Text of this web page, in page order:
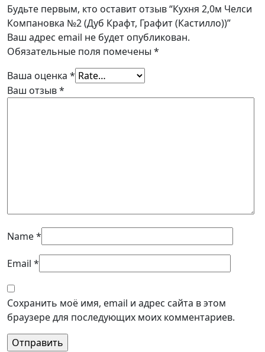
Будьте первым, кто оставит отзыв “Кухня 2,0м Челси
Компановка №2 (Дуб Крафт, Графит (Кастилло))”
Ваш адрес email не будет опубликован.
Обязательные поля помечены *
Ваша оценка *
Ваш отзыв*
Name*
Email *
Сохранить моё имя, email и адрес сайта в этом
браузере для последующих моих комментариев.